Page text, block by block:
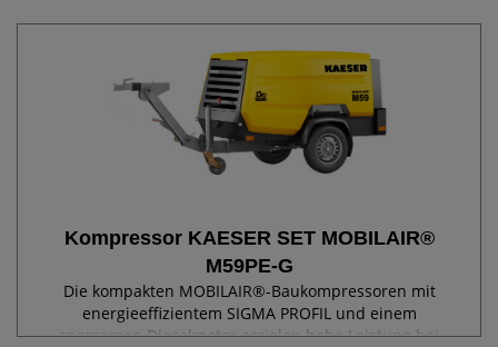
Zugang...
Kompressor KAESER SET MOBILAIR®
M59PE-G
Die kompakten MOBILAIR®-Baukompressoren mit
energieeffizientem SIGMA PROFIL und einem
sparsamen Dieselmotor erzielen hohe Leistung bei